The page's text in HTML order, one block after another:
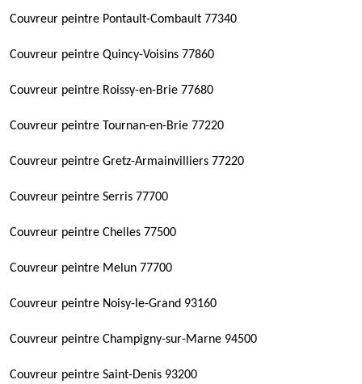
Couvreur peintre Pontault-Combault 77340
Couvreur peintre Quincy-Voisins 77860
Couvreur peintre Roissy-en-Brie 77680
Couvreur peintre Tournan-en-Brie 77220
Couvreur peintre Gretz-Armainvilliers 77220
Couvreur peintre Serris 77700
Couvreur peintre Chelles 77500
Couvreur peintre Melun 77700
Couvreur peintre Noisy-le-Grand 93160
Couvreur peintre Champigny-sur-Marne 94500
Couvreur peintre Saint-Denis 93200